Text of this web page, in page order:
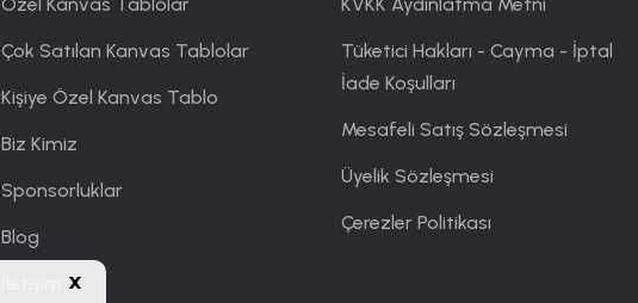
Çok Satılan Kanvas Tablolar
Kişiye Özel Kanvas Tablo
Biz Kimiz
Sponsorluklar
Blog
Tüketici Hakları - Cayma - İptal
İade Koşulları
Mesafeli Satış Sözleşmesi
Üyelik Sözleşmesi
Çerezler Politikası
x